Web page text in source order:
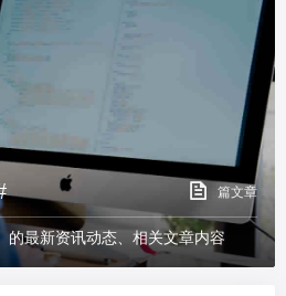
篇文章
的最新资讯动态、相关文章内容